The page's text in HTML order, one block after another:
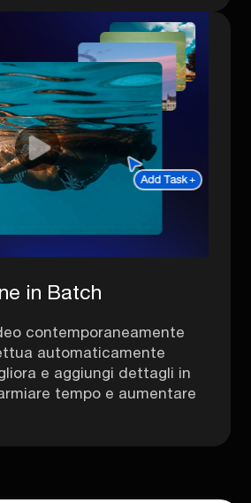
in Batch
contemporaneamente
automaticamente
e aggiungi dettagli in
tempo e aumentare